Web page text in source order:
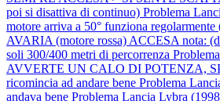
poi si disattiva di continuo) Problema
motore arriva a 50° funziona
AVARIA (motore rossa) ACCESA nota:
soli 300/400 metri di percorrenza
AVVERTE UN CALO DI POTENZA,
ricomincia ad andare bene Problema
andava bene Problema Lancia Lybra